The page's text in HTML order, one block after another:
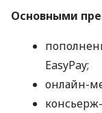
Основными
EasyPay;
онлайн-